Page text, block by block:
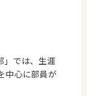
」では、生涯
中心に部員が